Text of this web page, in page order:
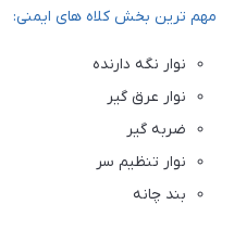
مهم ترین بخش کلاه های ایمنی:
نوار نگه دارنده
نوار عرق گیر
ضربه گیر
نوار تنظیم سر
بند چانه